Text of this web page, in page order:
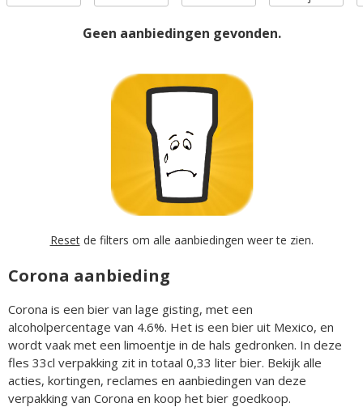
Geen aanbiedingen gevonden.
Resetde filters om alle aanbiedingen weer te zien.
Corona aanbieding
Corona is een bier van lage gisting, met een
alcoholpercentage van 4.6%. Het is een bier uit Mexico, en
wordt vaak met een limoentje in de hals gedronken. In deze
fles 33cl verpakking zit in totaal 0,33 liter bier. Bekijk alle
acties, kortingen, reclames en aanbiedingen van deze
verpakking van Corona en koop het bier goedkoop.